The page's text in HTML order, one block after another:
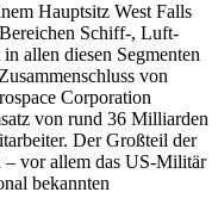
Hauptsitz West Falls
Schiff-, Luft-
allen diesen Segmenten
von
Corporation
von rund 36 Milliarden
Der Großteil der
– vor allem das US-Militär
bekannten